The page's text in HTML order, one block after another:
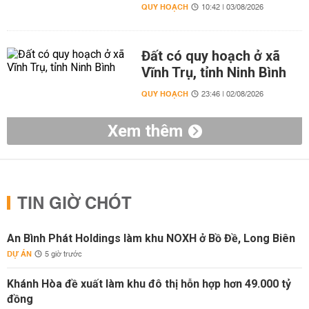
QUY HOẠCH 10:42 | 03/08/2026
Đất có quy hoạch ở xã
Vĩnh Trụ, tỉnh Ninh Bình
QUY HOẠCH 23:46 | 02/08/2026
Xem thêm
TIN GIỜ CHÓT
An Bình Phát Holdings làm khu NOXH ở Bồ Đề, Long Biên
DỰ ÁN 5 giờ trước
Khánh Hòa đề xuất làm khu đô thị hỗn hợp hơn 49.000 tỷ
đồng